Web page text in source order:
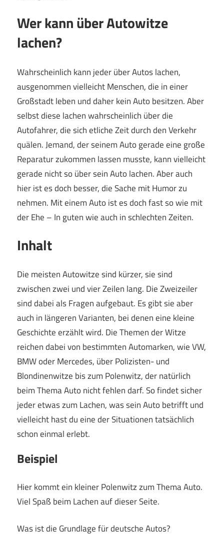
Wer kann über Autowitze
lachen?
Wahrscheinlich kann jeder über Autos lachen,
ausgenommen vielleicht Menschen, die in einer
Großstadt leben und daher kein Auto besitzen. Aber
selbst diese lachen wahrscheinlich über die
Autofahrer, die sich etliche Zeit durch den Verkehr
quälen. Jemand, der seinem Auto gerade eine große
Reparatur zukommen lassen musste, kann vielleicht
gerade nicht so über sein Auto lachen. Aber auch
hier ist es doch besser, die Sache mit Humor zu
nehmen. Mit einem Auto ist es doch fast so wie mit
der Ehe – In guten wie auch in schlechten Zeiten.
Inhalt
Die meisten Autowitze sind kürzer, sie sind
zwischen zwei und vier Zeilen lang. Die Zweizeiler
sind dabei als Fragen aufgebaut. Es gibt sie aber
auch in längeren Varianten, bei denen eine kleine
Geschichte erzählt wird. Die Themen der Witze
reichen dabei von bestimmten Automarken, wie VW,
BMW oder Mercedes, über Polizisten- und
Blondinenwitze bis zum Polenwitz, der natürlich
beim Thema Auto nicht fehlen darf. So findet sicher
jeder etwas zum Lachen, was sein Auto betrifft und
vielleicht hast du eine der Situationen tatsächlich
schon einmal erlebt.
Beispiel
Hier kommt ein kleiner Polenwitz zum Thema Auto.
Viel Spaß beim Lachen auf dieser Seite.
Was ist die Grundlage für deutsche Autos?